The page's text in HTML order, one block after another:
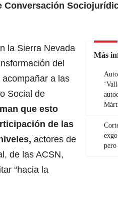
Conversación
Más
pero
la Sierra Nevada
del
acompañar a las
Social de
que esto
de las
actores de
de las ACSN,
“hacia la